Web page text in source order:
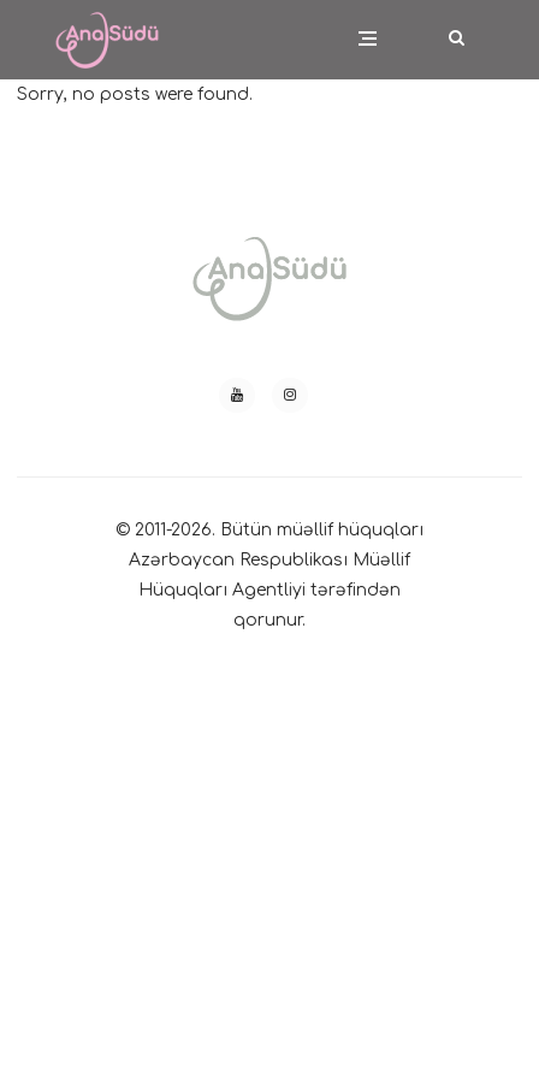
Sorry, no posts were found.
© 2011-2026. Bütün müəllif hüquqları
Azərbaycan Respublikası Müəllif
Hüquqları Agentliyi tərəfindən
qorunur.